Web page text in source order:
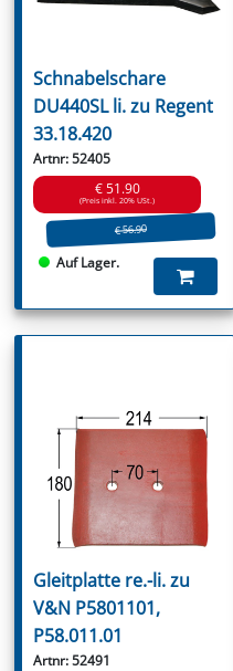
Schnabelschare
DU440SL li. zu Regent
33.18.420
Artnr: 52405
€ 51.90
(Preis inkl. 20% USt.)
€ 56.90
Auf Lager.
Gleitplatte re.-li. zu
V&N P5801101,
P58.011.01
Artnr: 52491